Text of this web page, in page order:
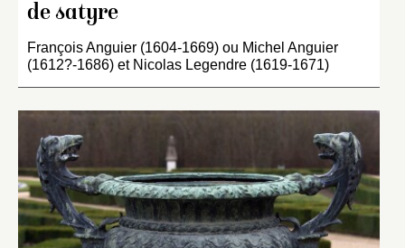
de satyre
François Anguier (1604-1669) ou Michel Anguier
(1612?-1686) et Nicolas Legendre (1619-1671)